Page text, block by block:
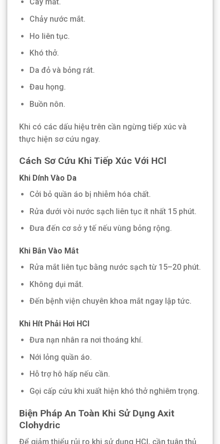
Cay mắt.
Chảy nước mắt.
Ho liên tục.
Khó thở.
Da đỏ và bỏng rát.
Đau họng.
Buồn nôn.
Khi có các dấu hiệu trên cần ngừng tiếp xúc và
thực hiện sơ cứu ngay.
Cách Sơ Cứu Khi Tiếp Xúc Với HCl
Khi Dính Vào Da
Cởi bỏ quần áo bị nhiễm hóa chất.
Rửa dưới vòi nước sạch liên tục ít nhất 15 phút.
Đưa đến cơ sở y tế nếu vùng bỏng rộng.
Khi Bắn Vào Mắt
Rửa mắt liên tục bằng nước sạch từ 15–20 phút.
Không dụi mắt.
Đến bệnh viện chuyên khoa mắt ngay lập tức.
Khi Hít Phải Hơi HCl
Đưa nạn nhân ra nơi thoáng khí.
Nới lỏng quần áo.
Hỗ trợ hô hấp nếu cần.
Gọi cấp cứu khi xuất hiện khó thở nghiêm trọng.
Biện Pháp An Toàn Khi Sử Dụng Axit
Clohydric
Để giảm thiểu rủi ro khi sử dụng HCl, cần tuân thủ